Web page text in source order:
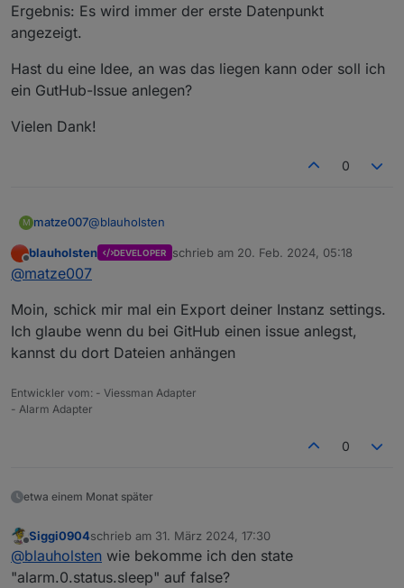
Ergebnis: Es wird immer der erste Datenpunkt
angezeigt.
Hast du eine Idee, an was das liegen kann oder soll ich
ein GutHub-Issue anlegen?
Vielen Dank!
0
M matze007@blauholsten
Danke für den Input. Ich habe die Instanz gelöscht,
dann den Adapter gelöscht und neu installiert. Das
es mit nur 2 Datenpunkten getestet (Haus und
Garage) und die Reihenfolge im Register
angezeigt.
Hast du eine Idee, an was das liegen kann oder soll
Vielen Dank!
Offline
blauholsten DEVELOPER schrieb am 20. Feb. 2024, 05:18
zuletzt editiert von
@matze007
Moin, schick mir mal ein Export deiner Instanz settings.
Ich glaube wenn du bei GitHub einen issue anlegst,
kannst du dort Dateien anhängen
Entwickler vom: - Viessman Adapter
- Alarm Adapter
0
etwa einem Monat später
Offline
Siggi0904schrieb am 31. März 2024, 17:30
zuletzt editiert von
@blauholsten wie bekomme ich den state
"alarm.0.status.sleep" auf false?